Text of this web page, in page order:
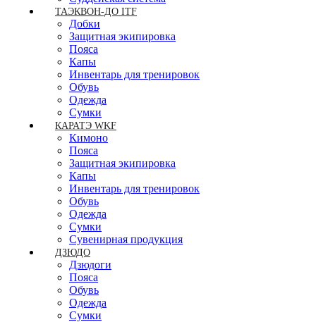
ТАЭКВОН-ДО ITF
Добки
Защитная экипировка
Пояса
Капы
Инвентарь для тренировок
Обувь
Одежда
Сумки
КАРАТЭ WKF
Кимоно
Пояса
Защитная экипировка
Капы
Инвентарь для тренировок
Обувь
Одежда
Сумки
Сувенирная продукция
ДЗЮДО
Дзюдоги
Пояса
Обувь
Одежда
Сумки